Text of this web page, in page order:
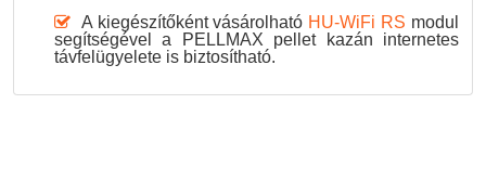
A kiegészítőként vásárolható HU-WiFi RS modul
segítségével a PELLMAX pellet kazán internetes
távfelügyelete is biztosítható.